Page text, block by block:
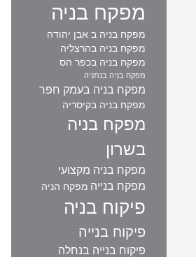
מפקח בניה
מפקח בניה ב אבן יהודה
מפקח בניה בהרצליה
מפקח בניה בכפר הס
מפקח בניה בנתניה
מפקח בניה בעמק חפר
מפקח בניה בקיסריה
מפקח בניה
בשרון
מפקח בניה מקצועי
מפקח בנייה מפקח הניה
פיקוח בניה
פיקוח בנייה
פיקוח בנייה בנחלה